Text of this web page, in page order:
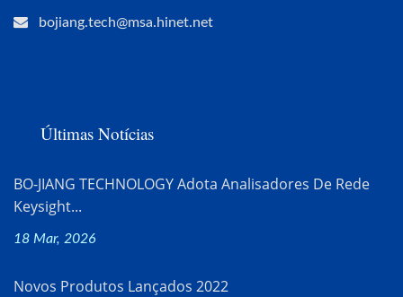
bojiang.tech@msa.hinet.net
Últimas Notícias
BO-JIANG TECHNOLOGY Adota Analisadores De Rede
Keysight...
18 Mar, 2026
Novos Produtos Lançados 2022